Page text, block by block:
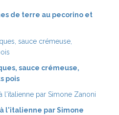
de terre au pecorino et
sauce crémeuse,
pois
l'italienne par Simone